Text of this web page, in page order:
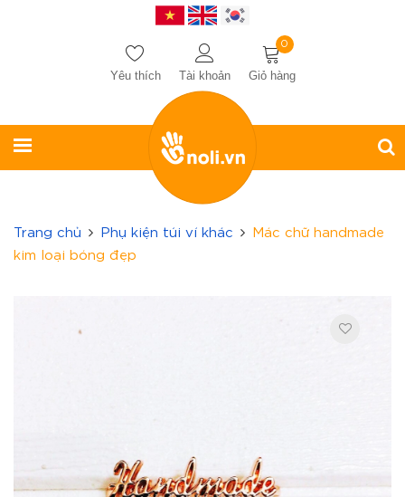
0
Giỏ hàng
Tài khoản
Yêu thích
Trang chủ Phụ kiện túi ví khác
Mác chữ handmade
kim loại bóng đẹp